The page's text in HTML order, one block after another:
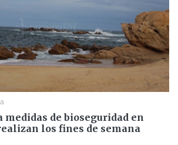
medidas de bioseguridad en
los fines de semana